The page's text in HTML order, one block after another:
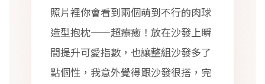
照片裡你會看到兩個萌到不行的肉球
造型抱枕——超療癒！放在沙發上瞬
間提升可愛指數，也讓整組沙發多了
點個性，我意外覺得跟沙發很搭，完